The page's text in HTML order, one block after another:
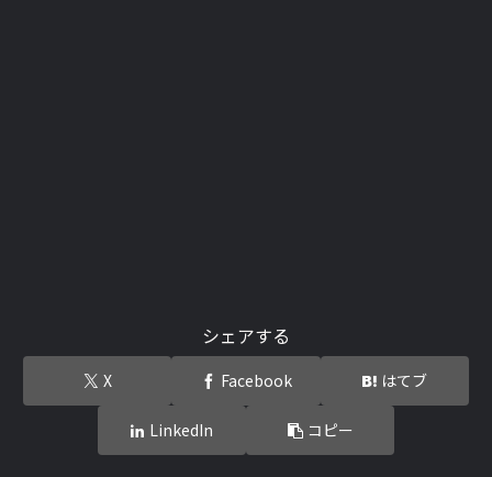
シェアする
X Facebook はてブ
LinkedIn コピー